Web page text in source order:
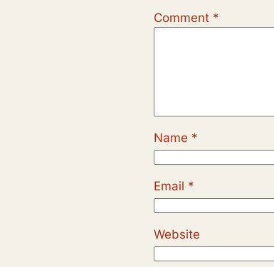
Comment *
Name *
Email *
Website